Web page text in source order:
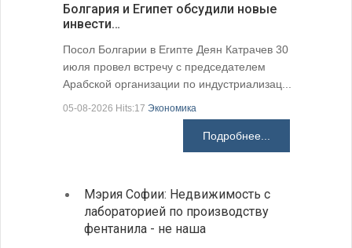
Болгария и Египет обсудили новые
инвести…
Посол Болгарии в Египте Деян Катрачев 30
июля провел встречу с председателем
Арабской организации по индустриализац...
05-08-2026 Hits:17 Экономика
Подробнее...
Мэрия Софии: Недвижимость с
лабораторией по производству
фентанила - не наша